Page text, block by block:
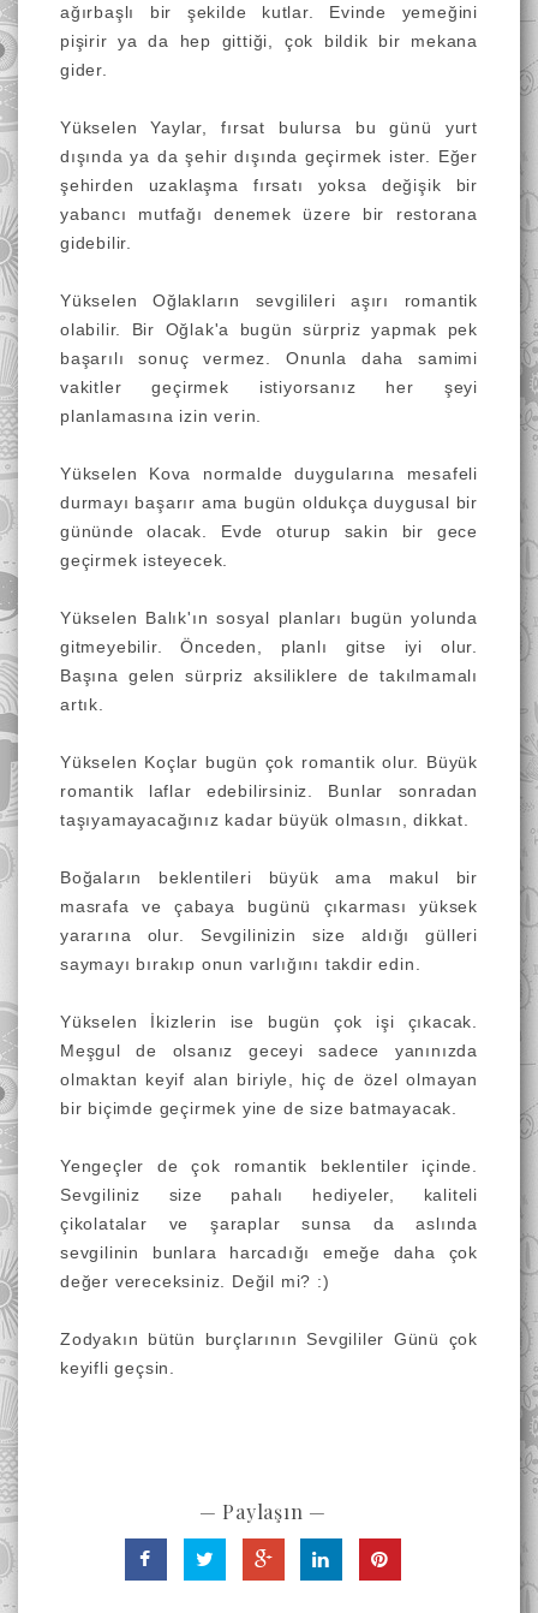
ağırbaşlı bir şekilde kutlar. Evinde yemeğini
pişirir ya da hep gittiği, çok bildik bir mekana
gider.
Yükselen Yaylar, fırsat bulursa bu günü yurt
dışında ya da şehir dışında geçirmek ister. Eğer
şehirden uzaklaşma fırsatı yoksa değişik bir
yabancı mutfağı denemek üzere bir restorana
gidebilir.
Yükselen Oğlakların sevgilileri aşırı romantik
olabilir. Bir Oğlak'a bugün sürpriz yapmak pek
başarılı sonuç vermez. Onunla daha samimi
vakitler geçirmek istiyorsanız her şeyi
planlamasına izin verin.
Yükselen Kova normalde duygularına mesafeli
durmayı başarır ama bugün oldukça duygusal bir
gününde olacak. Evde oturup sakin bir gece
geçirmek isteyecek.
Yükselen Balık'ın sosyal planları bugün yolunda
gitmeyebilir. Önceden, planlı gitse iyi olur.
Başına gelen sürpriz aksiliklere de takılmamalı
artık.
Yükselen Koçlar bugün çok romantik olur. Büyük
romantik laflar edebilirsiniz. Bunlar sonradan
taşıyamayacağınız kadar büyük olmasın, dikkat.
Boğaların beklentileri büyük ama makul bir
masrafa ve çabaya bugünü çıkarması yüksek
yararına olur. Sevgilinizin size aldığı gülleri
saymayı bırakıp onun varlığını takdir edin.
Yükselen İkizlerin ise bugün çok işi çıkacak.
Meşgul de olsanız geceyi sadece yanınızda
olmaktan keyif alan biriyle, hiç de özel olmayan
bir biçimde geçirmek yine de size batmayacak.
Yengeçler de çok romantik beklentiler içinde.
Sevgiliniz size pahalı hediyeler, kaliteli
çikolatalar ve şaraplar sunsa da aslında
sevgilinin bunlara harcadığı emeğe daha çok
değer vereceksiniz. Değil mi? :)
Zodyakın bütün burçlarının Sevgililer Günü çok
keyifli geçsin.
— Paylaşın —